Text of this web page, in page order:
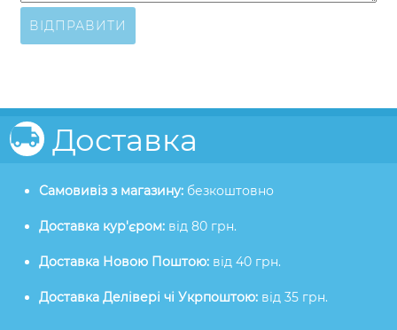
ВІДПРАВИТИ
Доставка
Самовивіз з магазину: безкоштовно
Доставка кур'єром: від 80 грн.
Доставка Новою Поштою: від 40 грн.
Доставка Делівері чі Укрпоштою: від 35 грн.